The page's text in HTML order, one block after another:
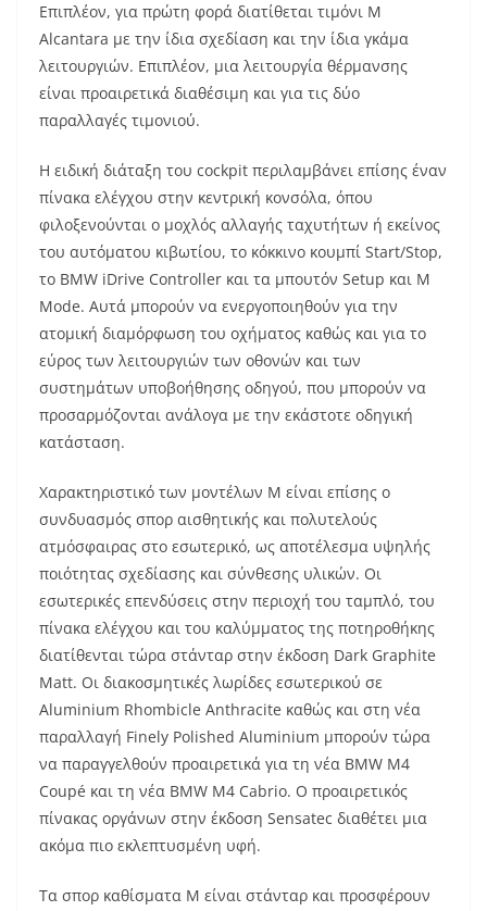
Επιπλέον, για πρώτη φορά διατίθεται τιμόνι M
Alcantara με την ίδια σχεδίαση και την ίδια γκάμα
λειτουργιών. Επιπλέον, μια λειτουργία θέρμανσης
είναι προαιρετικά διαθέσιμη και για τις δύο
παραλλαγές τιμονιού.
Η ειδική διάταξη του cockpit περιλαμβάνει επίσης έναν
πίνακα ελέγχου στην κεντρική κονσόλα, όπου
φιλοξενούνται ο μοχλός αλλαγής ταχυτήτων ή εκείνος
του αυτόματου κιβωτίου, το κόκκινο κουμπί Start/Stop,
το BMW iDrive Controller και τα μπουτόν Setup και M
Mode. Αυτά μπορούν να ενεργοποιηθούν για την
ατομική διαμόρφωση του οχήματος καθώς και για το
εύρος των λειτουργιών των οθονών και των
συστημάτων υποβοήθησης οδηγού, που μπορούν να
προσαρμόζονται ανάλογα με την εκάστοτε οδηγική
κατάσταση.
Χαρακτηριστικό των μοντέλων M είναι επίσης ο
συνδυασμός σπορ αισθητικής και πολυτελούς
ατμόσφαιρας στο εσωτερικό, ως αποτέλεσμα υψηλής
ποιότητας σχεδίασης και σύνθεσης υλικών. Οι
εσωτερικές επενδύσεις στην περιοχή του ταμπλό, του
πίνακα ελέγχου και του καλύμματος της ποτηροθήκης
διατίθενται τώρα στάνταρ στην έκδοση Dark Graphite
Μatt. Οι διακοσμητικές λωρίδες εσωτερικού σε
Aluminium Rhombicle Anthracite καθώς και στη νέα
παραλλαγή Finely Polished Aluminium μπορούν τώρα
να παραγγελθούν προαιρετικά για τη νέα BMW M4
Coupé και τη νέα BMW M4 Cabrio. Ο προαιρετικός
πίνακας οργάνων στην έκδοση Sensatec διαθέτει μια
ακόμα πιο εκλεπτυσμένη υφή.
Τα σπορ καθίσματα M είναι στάνταρ και προσφέρουν